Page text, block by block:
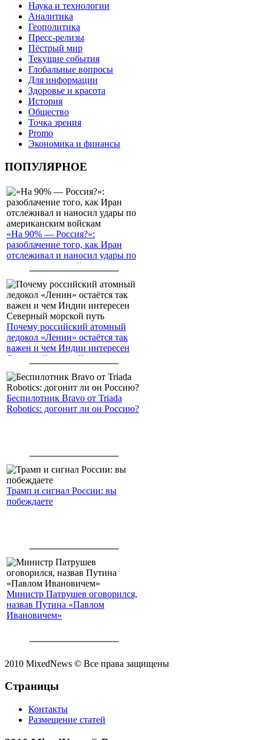
Наука и технологии
Аналитика
Геополитика
Пресс-релизы
Пёстрый мир
Текущие события
Глобальные вопросы
Для информации
Здоровье и красота
История
Общество
Точка зрения
Promo
Экономика и финансы
ПОПУЛЯРНОЕ
«На 90% — Россия?»:
разоблачение того, как Иран
отслеживал и наносил удары по
американским войскам
Почему российский атомный
ледокол «Ленин» остаётся так
важен и чем Индии интересен
Северный морской путь
Беспилотник Bravo от Triada
Robotics: догонит ли он Россию?
Трамп и сигнал России: вы
побеждаете
Министр Патрушев оговорился,
назвав Путина «Павлом
Ивановичем»
2010 MixedNews © Все права защищены
Страницы
Контакты
Размещение статей